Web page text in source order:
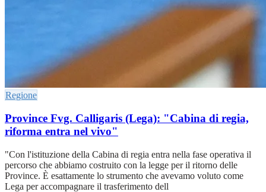
Regione
Province Fvg. Calligaris (Lega): "Cabina di regia,
riforma entra nel vivo"
"Con l'istituzione della Cabina di regia entra nella fase operativa il
percorso che abbiamo costruito con la legge per il ritorno delle
Province. È esattamente lo strumento che avevamo voluto come
Lega per accompagnare il trasferimento dell